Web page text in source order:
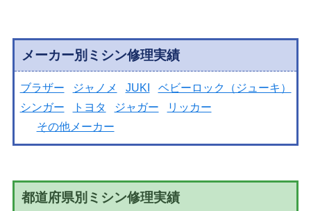
メーカー別ミシン修理実績
ブラザー ジャノメ JUKI
ベビーロック（ジューキ）
シンガー
トヨタ ジャガー
リッカー
その他メーカー
都道府県別ミシン修理実績